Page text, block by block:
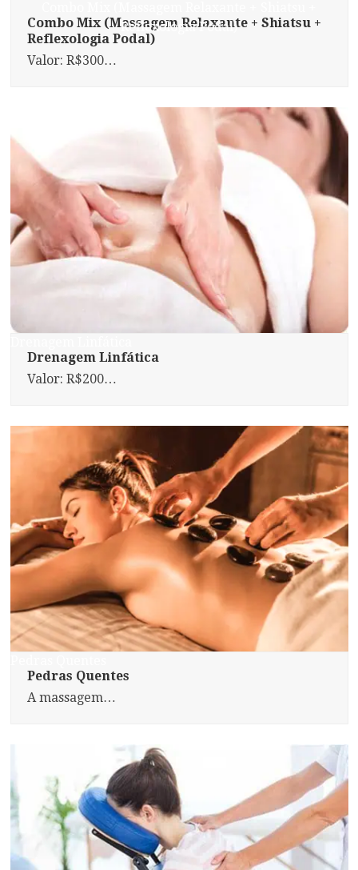
Reflexologia Podal)
Combo Mix (Massagem Relaxante + Shiatsu +
Reflexologia Podal)
Valor: R$300…
Drenagem Linfática
Valor: R$200…
Pedras Quentes
A massagem…